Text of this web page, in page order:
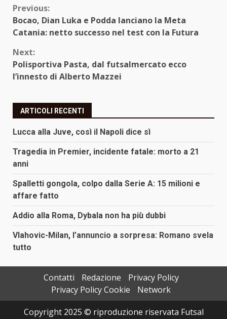
Continue
Reading
Previous:
Bocao, Dian Luka e Podda lanciano la Meta
Catania: netto successo nel test con la Futura
Next:
Polisportiva Pasta, dal futsalmercato ecco
l’innesto di Alberto Mazzei
ARTICOLI RECENTI
Lucca alla Juve, così il Napoli dice sì
Tragedia in Premier, incidente fatale: morto a 21
anni
Spalletti gongola, colpo dalla Serie A: 15 milioni e
affare fatto
Addio alla Roma, Dybala non ha più dubbi
Vlahovic-Milan, l’annuncio a sorpresa: Romano svela
tutto
Contatti Redazione
Privacy Policy
Privacy Policy Cookie
Network
Copyright 2025 © riproduzione riservata Futsal